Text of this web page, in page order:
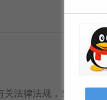
法律法规，当本声明